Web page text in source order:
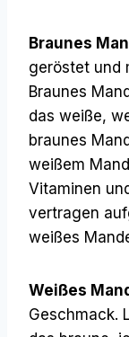
Braunes
geröstet und
Braunes
das weiße,
braunes
weißem
Vitaminen
vertragen
weißes
Weißes
Geschmack.